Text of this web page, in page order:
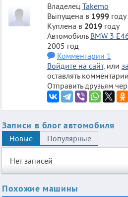
Владелец Takemo
Выпущена в 1999году
Куплена в 2019году
Автомобиль BMW 3
2005 год
Комментарии 1
Войдите на сайт, или
оставлять
Отправить друзьям
Записи в блог автомобиля
Новые Популярные
Нет записей
Похожие машины